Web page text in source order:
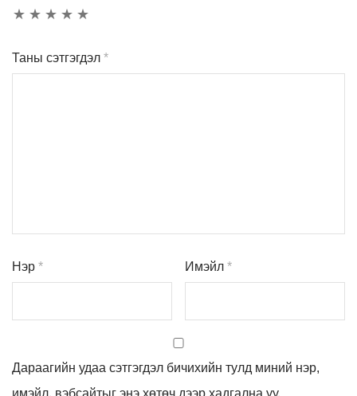
Таны сэтгэгдэл *
Нэр * Имэйл*
Дараагийн удаа сэтгэгдэл бичихийн тулд миний нэр,
имэйл, вэбсайтыг энэ хөтөч дээр хадгална уу.